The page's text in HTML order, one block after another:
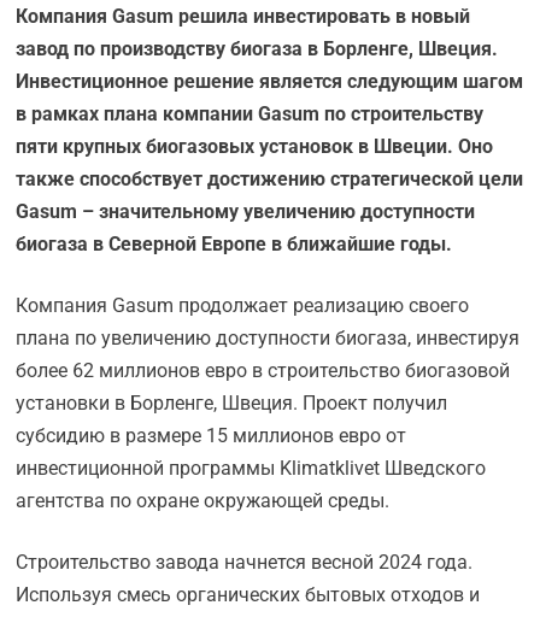
Компания Gasum решила инвестировать в новый
завод по производству биогаза в Борленге, Швеция.
Инвестиционное решение является следующим шагом
в рамках плана компании Gasum по строительству
пяти крупных биогазовых установок в Швеции. Оно
также способствует достижению стратегической цели
Gasum – значительному увеличению доступности
биогаза в Северной Европе в ближайшие годы.
Компания Gasum продолжает реализацию своего
плана по увеличению доступности биогаза, инвестируя
более 62 миллионов евро в строительство биогазовой
установки в Борленге, Швеция. Проект получил
субсидию в размере 15 миллионов евро от
инвестиционной программы Klimatklivet Шведского
агентства по охране окружающей среды.
Строительство завода начнется весной 2024 года.
Используя смесь органических бытовых отходов и